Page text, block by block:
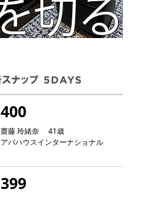
400
齋藤 玲緒奈 41歳
アバハウスインターナショナル
399